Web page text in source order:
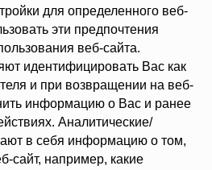
для определенного веб-
эти предпочтения
веб-сайта.
идентифицировать Вас как
и при возвращении на веб-
информацию о Вас и ранее
Аналитические/
в себя информацию о том,
сайт, например, какие